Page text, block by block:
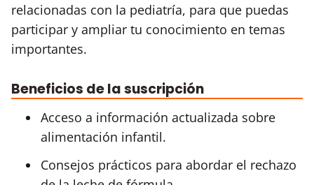
relacionadas con la pediatría, para que puedas
participar y ampliar tu conocimiento en temas
importantes.
Beneficios de la suscripción
Acceso a información actualizada sobre
alimentación infantil.
Consejos prácticos para abordar el rechazo